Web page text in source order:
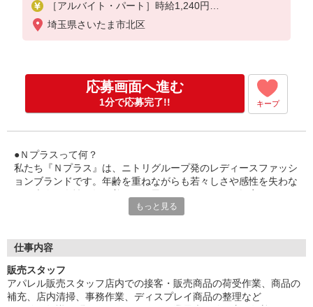
［アルバイト・パート］時給1,240円
※試用期間2か月：同条件
埼玉県さいたま市北区
応募画面へ進む
1分で応募完了!! キープ
●Ｎプラスって何？
私たち『Ｎプラス』は、ニトリグループ発のレディースファッシ
ョンブランドです。年齢を重ねながらも若々しさや感性を失わな
す。まだ始まったばかりのこの事業を、私たちと一緒に作り上げ
●アパレル未経験でも歓迎！
も始めやすいよう、業務をサポートします！スタッフのみなさん
が困ることのない業務体制を心がけています。各店舗には社員も
おりますので、しっかりとサポート！どなたでも始めやすい・ど
もっと見る
仕事内容
販売スタッフ
アパレル販売スタッフ店内での接客・販売商品の荷受作業、商品の
補充、店内清掃、事務作業、ディスプレイ商品の整理など